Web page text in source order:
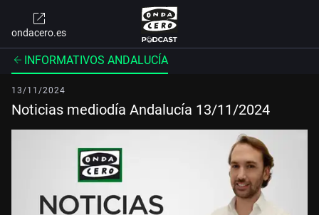
ondacero.es
INFORMATIVOS ANDALUCÍA
13/11/2024
Noticias mediodía Andalucía 13/11/2024